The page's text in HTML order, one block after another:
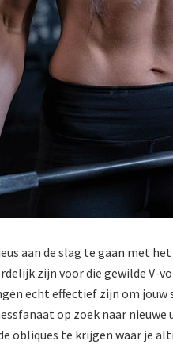
aan de slag te gaan met
zijn voor die gewilde
echt effectief zijn om jouw
op zoek naar
obliques te krijgen waar je